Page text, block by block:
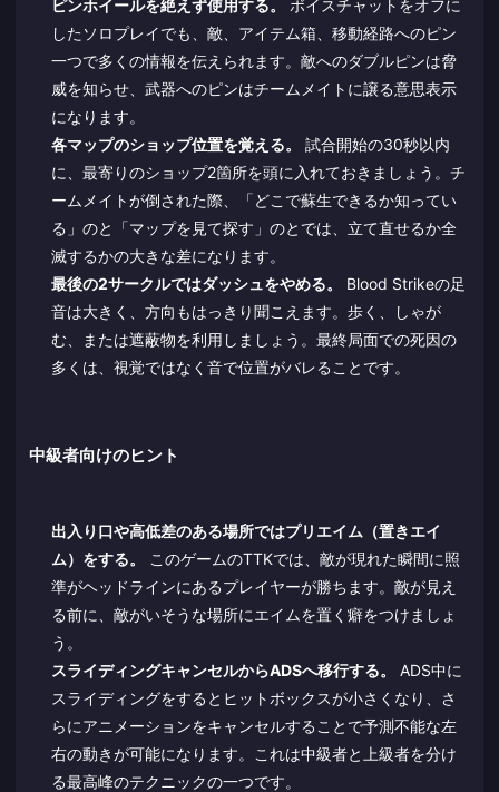
ピンホイールを絶えず使用する。
ボイスチャットをオフに
したソロプレイでも、敵、アイテム箱、移動経路へのピン
一つで多くの情報を伝えられます。敵へのダブルピンは脅
威を知らせ、武器へのピンはチームメイトに譲る意思表示
になります。
各マップのショップ位置を覚える。
試合開始の30秒以内
に、最寄りのショップ2箇所を頭に入れておきましょう。チ
ームメイトが倒された際、「どこで蘇生できるか知ってい
る」のと「マップを見て探す」のとでは、立て直せるか全
滅するかの大きな差になります。
最後の2サークルではダッシュをやめる。
Blood Strikeの足
音は大きく、方向もはっきり聞こえます。歩く、しゃが
む、または遮蔽物を利用しましょう。最終局面での死因の
多くは、視覚ではなく音で位置がバレることです。
中級者向けのヒント
出入り口や高低差のある場所ではプリエイム（置きエイ
ム）をする。
このゲームのTTKでは、敵が現れた瞬間に照
準がヘッドラインにあるプレイヤーが勝ちます。敵が見え
る前に、敵がいそうな場所にエイムを置く癖をつけましょ
う。
スライディングキャンセルからADSへ移行する。
ADS中に
スライディングをするとヒットボックスが小さくなり、さ
らにアニメーションをキャンセルすることで予測不能な左
右の動きが可能になります。これは中級者と上級者を分け
る最高峰のテクニックの一つです。